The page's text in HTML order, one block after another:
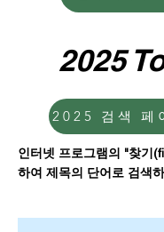
2025
2025 검색 페
인터넷 프로그램의 "찾기
하여 제목의 단어로 검색